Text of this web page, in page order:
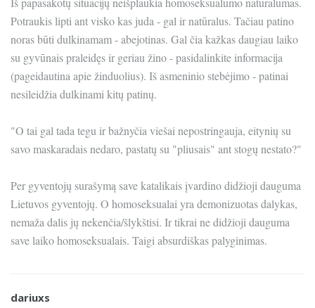
Potraukis lipti ant visko kas juda - gal ir natūralus. Tačiau patino
noras būti dulkinamam - abejotinas. Gal čia kažkas daugiau laiko
su gyvūnais praleidęs ir geriau žino - pasidalinkite informacija
(pageidautina apie žinduolius). Iš asmeninio stebėjimo - patinai
nesileidžia dulkinami kitų patinų.
"O tai gal tada tegu ir bažnyčia viešai nepostringauja, eitynių su
savo maskaradais nedaro, pastatų su "pliusais" ant stogų nestato?"
Per gyventojų surašymą save katalikais įvardino didžioji dauguma
Lietuvos gyventojų. O homoseksualai yra demonizuotas dalykas,
nemaža dalis jų nekenčia/šlykštisi. Ir tikrai ne didžioji dauguma
save laiko homoseksualais. Taigi absurdiškas palyginimas.
dariuxs